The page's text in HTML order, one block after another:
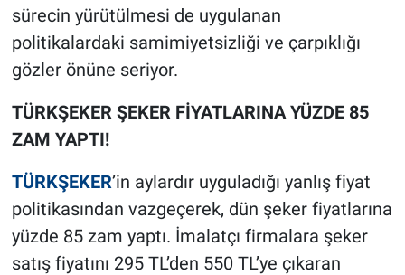
sürecin yürütülmesi de uygulanan
politikalardaki samimiyetsizliği ve çarpıklığı
gözler önüne seriyor.
TÜRKŞEKER ŞEKER FİYATLARINA YÜZDE 85
ZAM YAPTI!
TÜRKŞEKER’in aylardır uyguladığı yanlış fiyat
politikasından vazgeçerek, dün şeker fiyatlarına
yüzde 85 zam yaptı. İmalatçı firmalara şeker
satış fiyatını 295 TL’den 550 TL’ye çıkaran